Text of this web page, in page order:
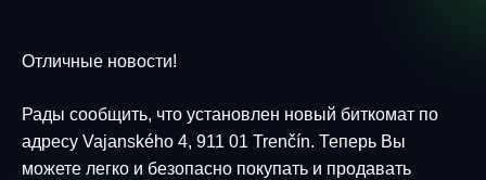
Отличные новости!
Рады сообщить, что установлен новый биткомат по
адресу Vajanského 4, 911 01 Trenčín. Теперь Вы
можете легко и безопасно покупать и продавать